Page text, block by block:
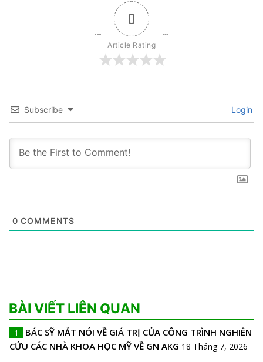
0
Article Rating
Subscribe Login
0 COMMENTS
BÀI VIẾT LIÊN QUAN
1
BÁC SỸ MẢT NÓI VỀ GIÁ TRỊ CỦA CÔNG TRÌNH NGHIÊN
CỨU CÁC NHÀ KHOA HỌC MỸ VỀ GN AKG 18 Tháng 7, 2026